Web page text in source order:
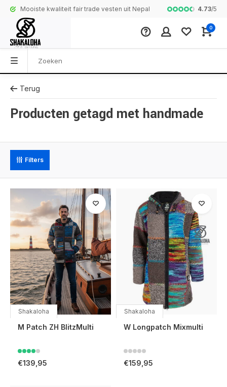
Mooiste kwaliteit fair trade vesten uit Nepal Complete
4.73/5
0
Terug
Producten getagd met handmade
Filters
Shakaloha
M Patch ZH BlitzMulti
€139,95
Shakaloha
W Longpatch Mixmulti
€159,95